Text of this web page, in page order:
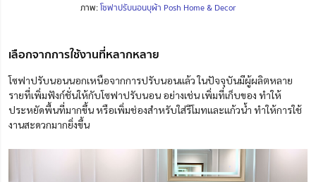
ภาพ:โซฟาปรับนอนบุผ้า Posh Home & Decor
เลือกจากการใช้งานที่หลากหลาย
โซฟาปรับนอนนอกเหนือจากการปรับนอนแล้ว ในปัจจุบันมีผู้ผลิตหลาย
รายที่เพิ่มฟังก์ชั่นให้กับโซฟาปรับนอน อย่างเช่น เพิ่มที่เก็บของ ทำให้
ประหยัดพื้นที่มากขึ้น หรือเพิ่มช่องสำหรับใส่รีโมทและแก้วน้ำ ทำให้การใช้
งานสะดวกมากยิ่งขึ้น